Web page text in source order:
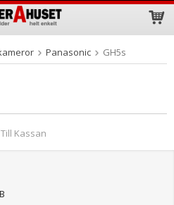
tillagd i varukorgen
Panasonic GH5s
Till Kassan